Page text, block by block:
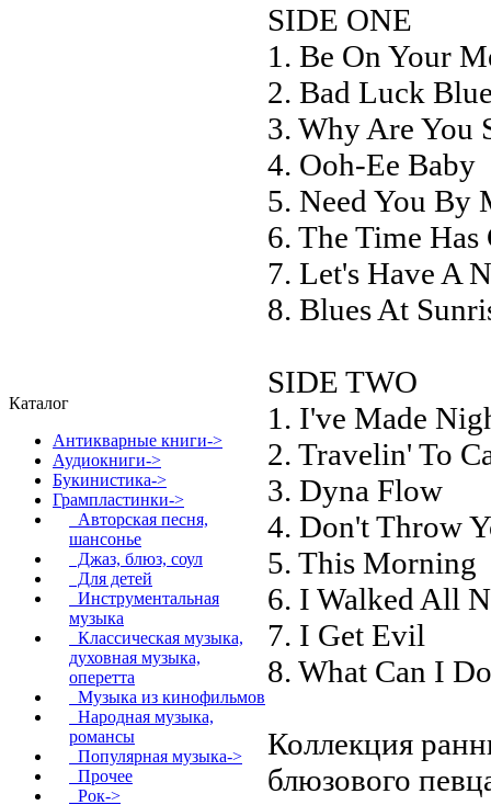
Каталог
Антикварные книги->
Аудиокниги->
Букинистика->
Грампластинки->
Авторская песня,
шансонье
Джаз, блюз, соул
Для детей
Инструментальная
музыка
Классическая музыка,
духовная музыка,
оперетта
Музыка из кинофильмов
Народная музыка,
романсы
Популярная музыка->
Прочее
Рок->
SIDE ONE
1. Be On Your
2. Bad Luck
3. Why Are You
4. Ooh-Ee Baby
5. Need You By
6. The Time Has
7. Let's Have A
8. Blues At
SIDE TWO
1. I've Made
2. Travelin' To
3. Dyna Flow
4. Don't Throw
5. This Morning
6. I Walked All
7. I Get Evil
8. What Can I
Коллекция
блюзового